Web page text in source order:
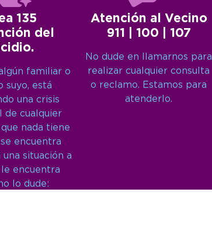
135
del
familiar o
suyo, está
una crisis
de cualquier
nada tiene
encuentra
situación a
le encuentra
lo dude:
Atención al Vecino
911 | 100 | 107
No dude en llamarnos para
realizar cualquier consulta
o reclamo. Estamos para
atenderlo.